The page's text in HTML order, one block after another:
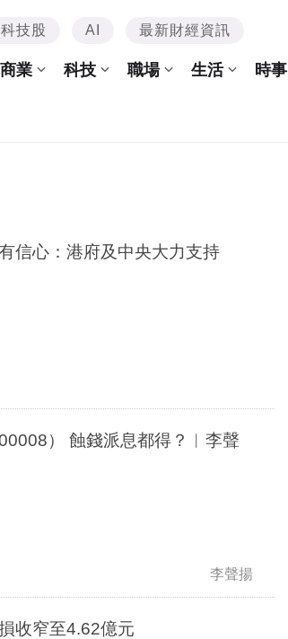
技股 AI 最新財經資訊
商業 科技 職場 生活 時事
信心：港府及中央大力支持
） 蝕錢派息都得？︳李聲
李聲揚
收窄至4.62億元